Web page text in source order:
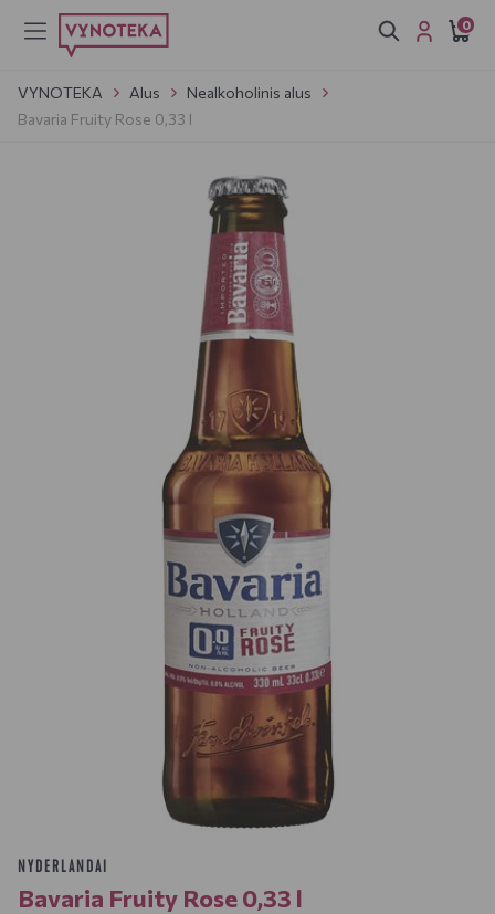
0
VYNOTEKA Alus
Nealkoholinis alus
Bavaria Fruity Rose 0,33 l
NYDERLANDAI
Bavaria Fruity Rose 0,33 l